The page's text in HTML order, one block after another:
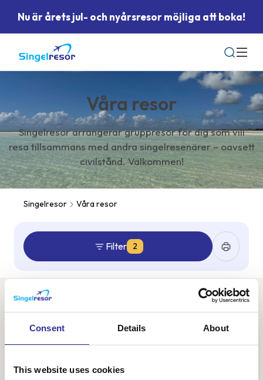
Consent Details About
This website uses cookies
Nu är årets jul- och nyårsresor möjliga att boka!
Sök
Våra resor
Singelresor arrangerar gruppresor för dig som vill
resa tillsammans med andra singelresenärer – oavsett
civilstånd. Välkommen!
Singelresor Våra resor
Filter 2